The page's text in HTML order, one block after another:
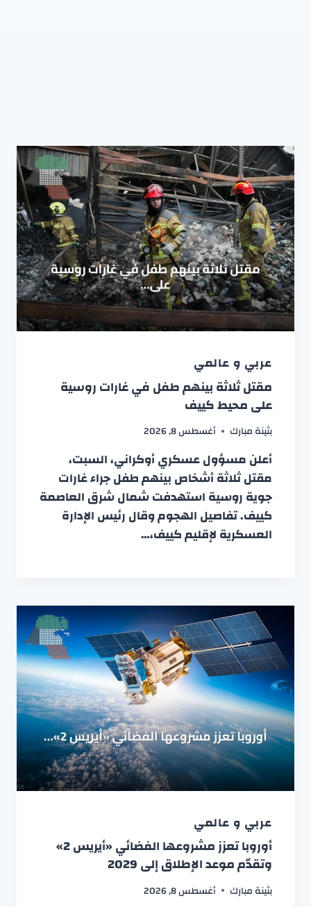
عربي و عالمي
مقتل ثلاثة بينهم طفل في غارات روسية
على محيط كييف
بثينة مبارك أغسطس 8, 2026
أعلن مسؤول عسكري أوكراني، السبت،
مقتل ثلاثة أشخاص بينهم طفل جراء غارات
جوية روسية استهدفت شمال شرق العاصمة
كييف. تفاصيل الهجوم وقال رئيس الإدارة
العسكرية لإقليم كييف،…
عربي و عالمي
أوروبا تعزز مشروعها الفضائي «أيريس 2»
وتقدّم موعد الإطلاق إلى 2029
بثينة مبارك أغسطس 8, 2026